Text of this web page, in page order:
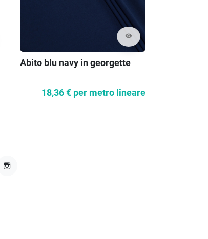
visibility
Abito blu navy in georgette
18,36 € per metro lineare